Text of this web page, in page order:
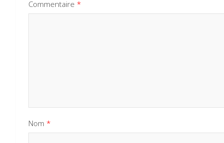
Commentaire *
Nom *